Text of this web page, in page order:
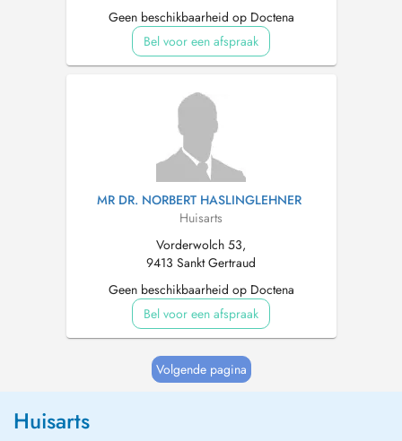
Geen beschikbaarheid op Doctena
Bel voor een afspraak
MR DR. NORBERT HASLINGLEHNER
Huisarts
Vorderwolch 53,
9413 Sankt Gertraud
Geen beschikbaarheid op Doctena
Bel voor een afspraak
Volgende pagina
Huisarts